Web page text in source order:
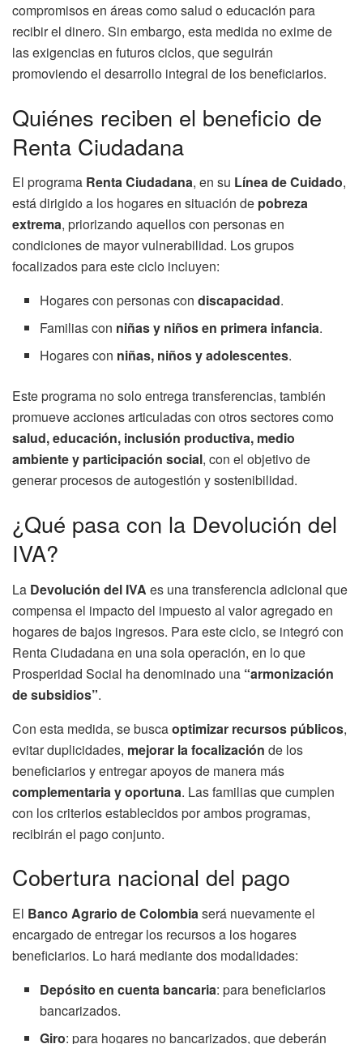
compromisos en áreas como salud o educación para
recibir el dinero. Sin embargo, esta medida no exime de
las exigencias en futuros ciclos, que seguirán
promoviendo el desarrollo integral de los beneficiarios.
Quiénes reciben el beneficio de
Renta Ciudadana
El programa Renta Ciudadana, en su Línea de Cuidado,
está dirigido a los hogares en situación de pobreza
extrema, priorizando aquellos con personas en
condiciones de mayor vulnerabilidad. Los grupos
focalizados para este ciclo incluyen:
Hogares con personas condiscapacidad.
Familias con niñas y niños en primera infancia.
Hogares con niñas, niños y adolescentes.
Este programa no solo entrega transferencias, también
promueve acciones articuladas con otros sectores como
salud, educación, inclusión productiva, medio
ambiente y participación social, con el objetivo de
generar procesos de autogestión y sostenibilidad.
¿Qué pasa con la Devolución del
IVA?
La Devolución del IVA es una transferencia adicional que
compensa el impacto del impuesto al valor agregado en
hogares de bajos ingresos. Para este ciclo, se integró con
Renta Ciudadana en una sola operación, en lo que
Prosperidad Social ha denominado una “armonización
de subsidios”.
Con esta medida, se buscaoptimizar recursos públicos,
evitar duplicidades, mejorar la focalización de los
beneficiarios y entregar apoyos de manera más
complementaria y oportuna. Las familias que cumplen
con los criterios establecidos por ambos programas,
recibirán el pago conjunto.
Cobertura nacional del pago
El Banco Agrario de Colombiaserá nuevamente el
encargado de entregar los recursos a los hogares
beneficiarios. Lo hará mediante dos modalidades:
Depósito en cuenta bancaria: para beneficiarios
bancarizados.
Giro: para hogares no bancarizados, que deberán